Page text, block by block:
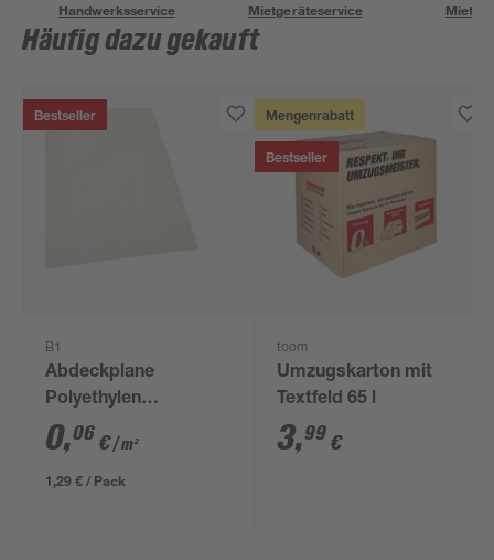
Handwerksservice Mietgeräteservice
Häufig dazu gekauft
Bestseller
B1
Abdeckplane
Polyethylen
transparent 4 x 5 m
0,06 €/ m²
1,29 € / Pack
Mengenrabatt
Bestseller
toom
Umzugskarton mit
Textfeld 65 l
3,99 €